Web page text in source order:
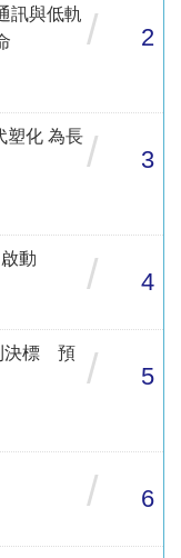
訊與低軌 / 2
塑化 為長 / 3
動
/ 4
決標 預
/ 5
/ 6